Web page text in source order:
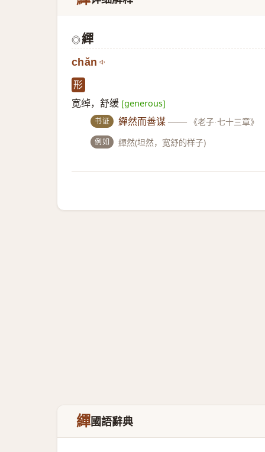
◎繟
chǎn
形
宽绰，舒缓 [generous]
书证 繟然而善谋 —— 《老子·七十三章》
例如 繟然(坦然，宽舒的样子)
繟國語辭典